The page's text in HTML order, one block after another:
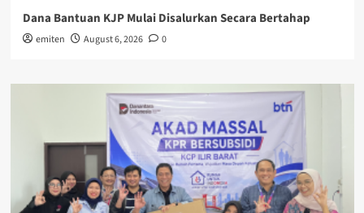
Dana Bantuan KJP Mulai Disalurkan Secara Bertahap
emiten August 6, 2026 0